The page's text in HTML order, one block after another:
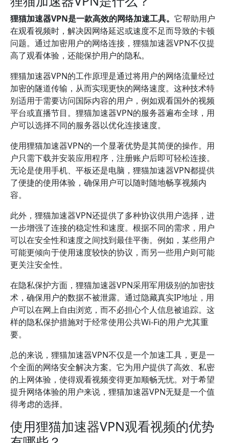
狸猫加速器VPN是一款高效的网络加速工具。 它帮助用户
在观看视频时，解决因网络延迟或速度不足而导致的卡顿
问题。通过加密用户的网络连接，狸猫加速器VPN不仅提
高了观看体验，还能保护用户的隐私。
狸猫加速器VPN的工作原理是通过将用户的网络流量经过
加密的隧道传输，从而实现更快的网络速度。这种技术特
别适用于需要访问国际内容的用户，例如观看国外的视频
平台或直播节目。狸猫加速器VPN的服务器遍布全球，用
户可以选择不同的服务器以优化连接速度。
使用狸猫加速器VPN的一个显著优势是其简便的操作。用
户只需下载并安装应用程序，注册账户后即可轻松连接。
无论是使用手机、平板还是电脑，狸猫加速器VPN都提供
了便捷的使用体验，确保用户可以随时随地畅享视频内
容。
此外，狸猫加速器VPN还提供了多种协议供用户选择，进
一步增强了连接的稳定性和速度。根据不同的需求，用户
可以在安全性和速度之间找到最佳平衡。例如，某些用户
可能更倾向于使用速度较快的协议，而另一些用户则可能
更关注安全性。
在隐私保护方面，狸猫加速器VPN采用军用级别的加密技
术，确保用户的数据不被泄露。通过隐藏真实IP地址，用
户可以在网上自由浏览，而不必担心个人信息被追踪。这
样的隐私保护措施对于经常使用公共Wi-Fi的用户尤其重
要。
总的来说，狸猫加速器VPN不仅是一个加速工具，更是一
个全面的网络安全解决方案。它为用户提供了高效、私密
的上网体验，使得观看视频变得更加顺畅无忧。对于希望
提升网络体验的用户来说，狸猫加速器VPN无疑是一个值
得考虑的选择。
使用狸猫加速器VPN观看视频的优势